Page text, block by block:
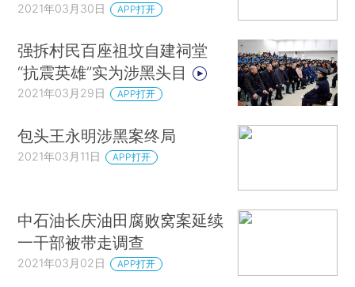
2021年03月30日 APP打开
强拆村民百座祖坟自建祠堂
“抗震英雄”实为涉黑头目
2021年03月29日 APP打开
包头王永明涉黑案终局
2021年03月11日 APP打开
中石油长庆油田腐败窝案延续
一干部被带走调查
2021年03月02日 APP打开